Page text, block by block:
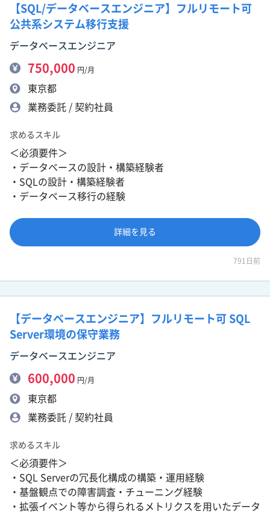
【SQL/データベースエンジニア】フルリモート可
公共系システム移行支援
データベースエンジニア
750,000 円/月
東京都
業務委託 / 契約社員
求めるスキル
＜必須要件＞
・データベースの設計・構築経験者
・SQLの設計・構築経験者
・データベース移行の経験
詳細を見る
791日前
【データベースエンジニア】フルリモート可 SQL
Server環境の保守業務
データベースエンジニア
600,000 円/月
東京都
業務委託 / 契約社員
求めるスキル
＜必須要件＞
・SQL Serverの冗長化構成の構築・運用経験
・基盤観点での障害調査・チューニング経験
・拡張イベント等から得られるメトリクスを用いたデータ